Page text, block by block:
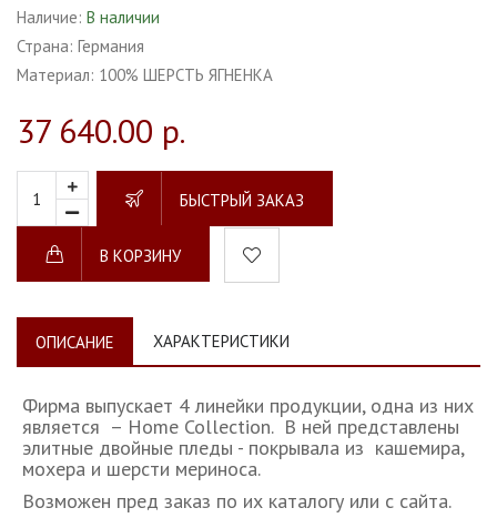
Наличие: В наличии
Страна: Германия
Материал: 100% ШЕРСТЬ ЯГНЕНКА
37 640.00 р.
БЫСТРЫЙ ЗАКАЗ
В КОРЗИНУ
ОПИСАНИЕ ХАРАКТЕРИСТИКИ
Фирма выпускает 4 линейки продукции, одна из них
является – Home Collection. В ней представлены
элитные двойные пледы - покрывала из кашемира,
мохера и шерсти мериноса.
Возможен пред заказ по их каталогу или с сайта.